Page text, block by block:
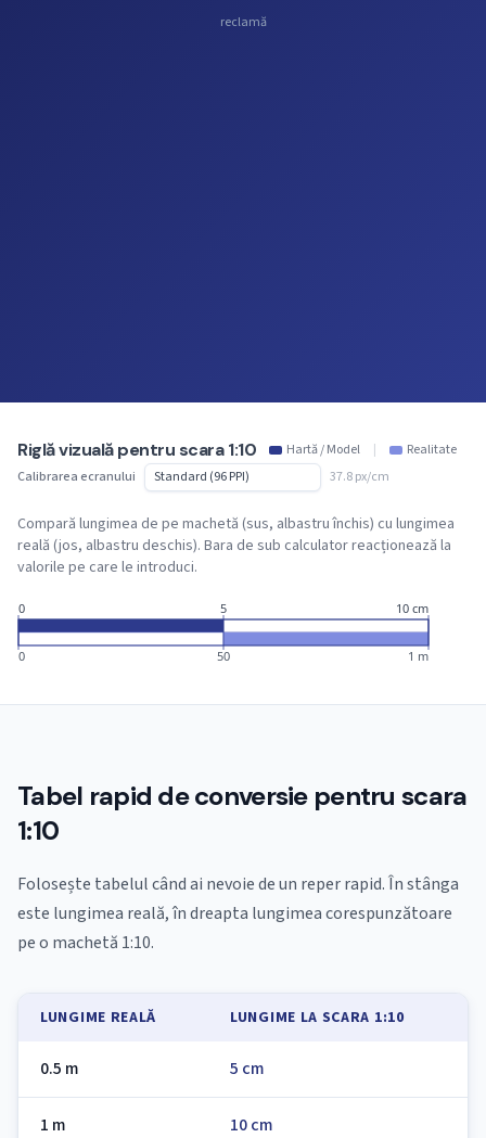
reclamă
Riglă vizuală pentru scara 1:10 Hartă / Model |
Realitate
Calibrarea ecranului
37.8 px/cm
Compară lungimea de pe machetă (sus, albastru închis) cu lungimea
reală (jos, albastru deschis). Bara de sub calculator reacționează la
valorile pe care le introduci.
0
0
5
50
10 cm
1 m
Tabel rapid de conversie pentru scara
1:10
Folosește tabelul când ai nevoie de un reper rapid. În stânga
este lungimea reală, în dreapta lungimea corespunzătoare
pe o machetă 1:10.
LUNGIME REALĂ LUNGIME LA SCARA 1:10
0.5 m 5 cm
1 m 10 cm